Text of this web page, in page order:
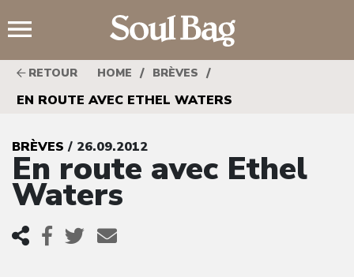
RETOUR HOME / BRÈVES /
EN ROUTE AVEC ETHEL WATERS
BRÈVES / 26.09.2012
En route avec Ethel
Waters